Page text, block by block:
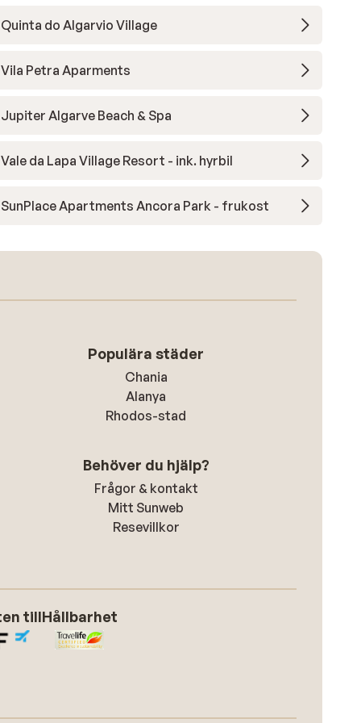
Quinta do Algarvio Village
Vila Petra Aparments
Jupiter Algarve Beach & Spa
Vale da Lapa Village Resort - ink. hyrbil
SunPlace Apartments Ancora Park - frukost
Populära städer
Chania
Alanya
Rhodos-stad
Behöver du hjälp?
Frågor & kontakt
Mitt Sunweb
Resevillkor
tillHållbarhet